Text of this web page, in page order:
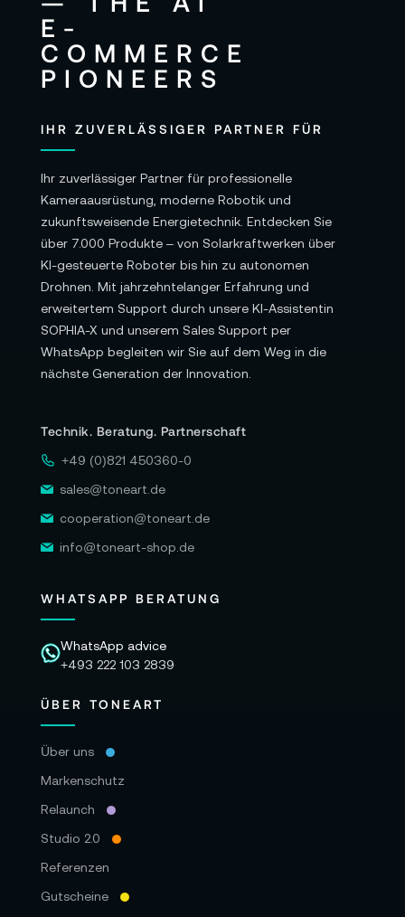
IHR ZUVERLÄSSIGER PARTNER FÜR
Ihr zuverlässiger Partner für professionelle
Kameraausrüstung, moderne Robotik und
zukunftsweisende Energietechnik. Entdecken Sie
über 7.000 Produkte – von Solarkraftwerken über
KI-gesteuerte Roboter bis hin zu autonomen
Drohnen. Mit jahrzehntelanger Erfahrung und
erweitertem Support durch unsere KI-Assistentin
SOPHIA-X und unserem Sales Support per
WhatsApp begleiten wir Sie auf dem Weg in die
nächste Generation der Innovation.
Technik. Beratung. Partnerschaft
+49 (0)821 450360-0
sales@toneart.de
cooperation@toneart.de
info@toneart-shop.de
WHATSAPP BERATUNG
WhatsApp advice
+493 222 103 2839
ÜBER TONEART
Über uns
Markenschutz
Relaunch
Studio 2.0
Referenzen
Gutscheine